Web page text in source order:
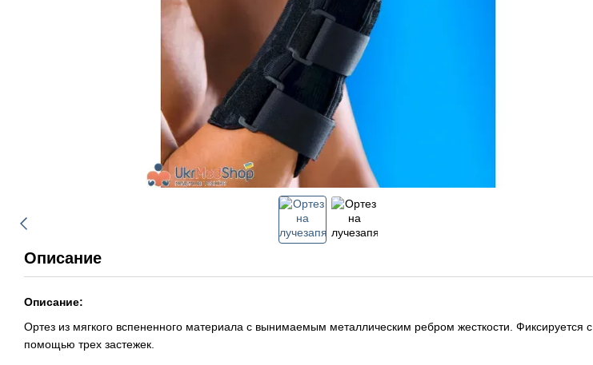
Описание
Описание:
Ортез из мягкого вспененного материала с вынимаемым металлическим ребром жесткости. Фиксируется с
помощью трех застежек.